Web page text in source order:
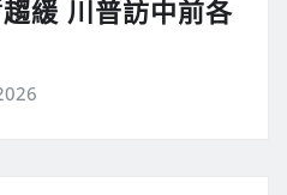
緩 川普訪中前各